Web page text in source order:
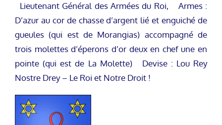
Lieutenant Général des Armées du Roi, Armes :
D’azur au cor de chasse d’argent lié et enguiché de
gueules (qui est de Morangias) accompagné de
trois molettes d’éperons d’or deux en chef une en
pointe (qui est de La Molette) Devise : Lou Rey
Nostre Drey – Le Roi et Notre Droit !